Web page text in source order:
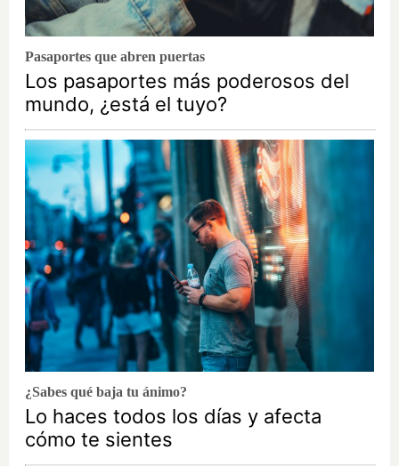
Pasaportes que abren puertas
Los pasaportes más poderosos del
mundo, ¿está el tuyo?
¿Sabes qué baja tu ánimo?
Lo haces todos los días y afecta
cómo te sientes